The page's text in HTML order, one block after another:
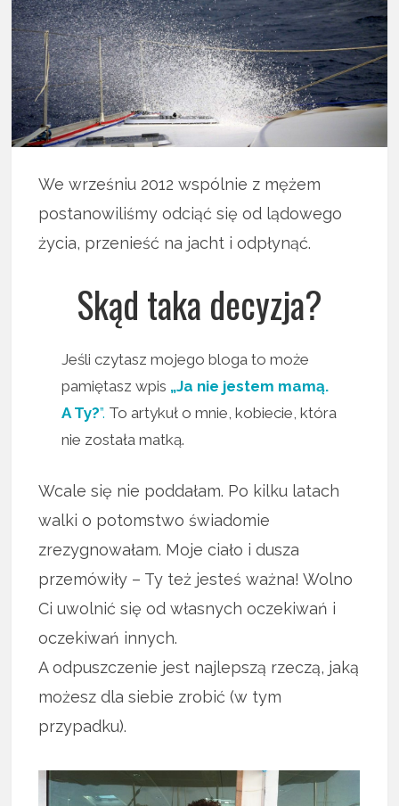
We wrześniu 2012 wspólnie z mężem
postanowiliśmy odciąć się od lądowego
życia, przenieść na jacht i odpłynąć.
Skąd taka decyzja?
Jeśli czytasz mojego bloga to może
pamiętasz wpis „Ja nie jestem mamą.
A Ty?”. To artykuł o mnie, kobiecie, która
nie została matką.
Wcale się nie poddałam. Po kilku latach
walki o potomstwo świadomie
zrezygnowałam. Moje ciało i dusza
przemówiły – Ty też jesteś ważna! Wolno
Ci uwolnić się od własnych oczekiwań i
oczekiwań innych.
A odpuszczenie jest najlepszą rzeczą, jaką
możesz dla siebie zrobić (w tym
przypadku).